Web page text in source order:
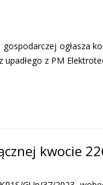
ogłasza
upadłego z PM
kwocie